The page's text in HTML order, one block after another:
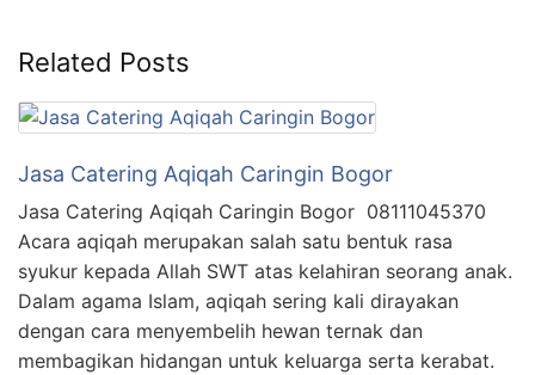
Related Posts
Jasa Catering Aqiqah Caringin Bogor
Jasa Catering Aqiqah Caringin Bogor 08111045370
Acara aqiqah merupakan salah satu bentuk rasa
syukur kepada Allah SWT atas kelahiran seorang anak.
Dalam agama Islam, aqiqah sering kali dirayakan
dengan cara menyembelih hewan ternak dan
membagikan hidangan untuk keluarga serta kerabat.